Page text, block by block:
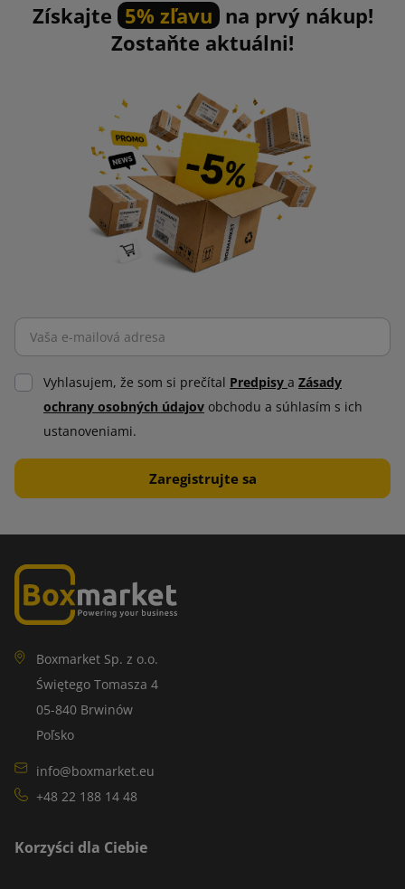
Získajte 5% zľavu na prvý nákup!
Zostaňte aktuálni!
Vyhlasujem, že som si prečítal Predpisy a Zásady
ochrany osobných údajov obchodu a súhlasím s ich
ustanoveniami.
Boxmarket Sp. z o.o.
Świętego Tomasza 4
05-840 Brwinów
Poľsko
info@boxmarket.eu
+48 22 188 14 48
Korzyści dla Ciebie